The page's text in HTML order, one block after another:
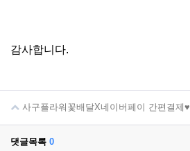
감사합니다.
사구플라워꽃배달X네이버페이 간편결제♥
댓글목록 0